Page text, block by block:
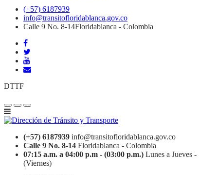
(+57) 6187939
info@transitofloridablanca.gov.co
Calle 9 No. 8-14Floridablanca - Colombia
DTTF
(+57) 6187939 info@transitofloridablanca.gov.co
Calle 9 No. 8-14 Floridablanca - Colombia
07:15 a.m. a 04:00 p.m - (03:00 p.m.) Lunes a Jueves -
(Viernes)